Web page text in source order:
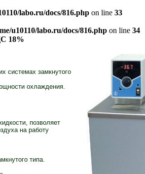
labo.ru/docs/816.php on line 33
u10110/labo.ru/docs/816.phpon line 34
18%
системах замкнутого
охлаждения.
позволяет
на работу
типа.